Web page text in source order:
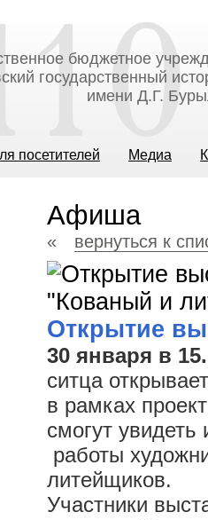
бюджетное
государственный
имени Д.Г.
посетителей Медиа
Афиша
« вернуться к
Открытие
30 января в
ситца
в рамках
смогут
работы
литейщиков.
Участники